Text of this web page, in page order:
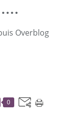
Overblog
0